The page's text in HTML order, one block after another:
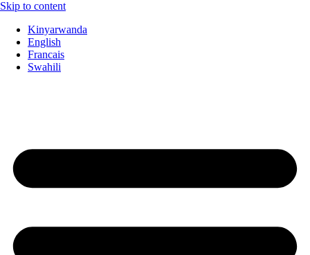
Skip to content
Kinyarwanda
English
Francais
Swahili